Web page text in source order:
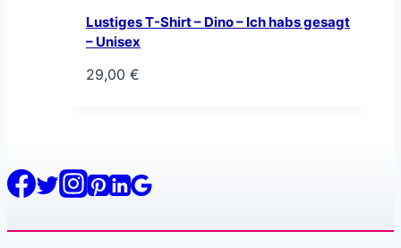
Lustiges T-Shirt – Dino – Ich habs gesagt
– Unisex
29,00 €